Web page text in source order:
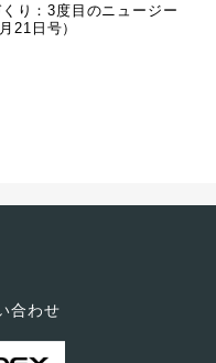
り：3度目のニュージー
21日号）
合わせ